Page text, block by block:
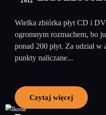
Wielka zbiórka płyt CD i
ogromnym rozmachem, bo
ponad 200 płyt. Za udział
punkty naliczane...
Czytaj więcej